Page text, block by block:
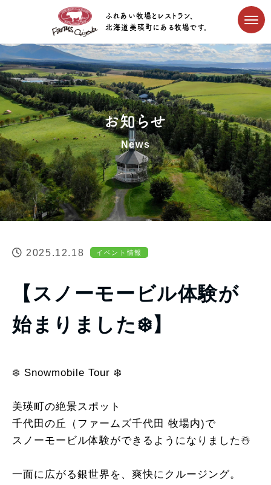
ふれあい牧場とレストラン、
北海道美瑛町にある牧場です。
お知らせ
News
2025.12.18 イベント情報
【スノーモービル体験が
始まりました❄️】
❄️ Snowmobile Tour ❄️
美瑛町の絶景スポット
千代田の丘（ファームズ千代田 牧場内)で
スノーモービル体験ができるようになりました☃️
一面に広がる銀世界を、爽快にクルージング。